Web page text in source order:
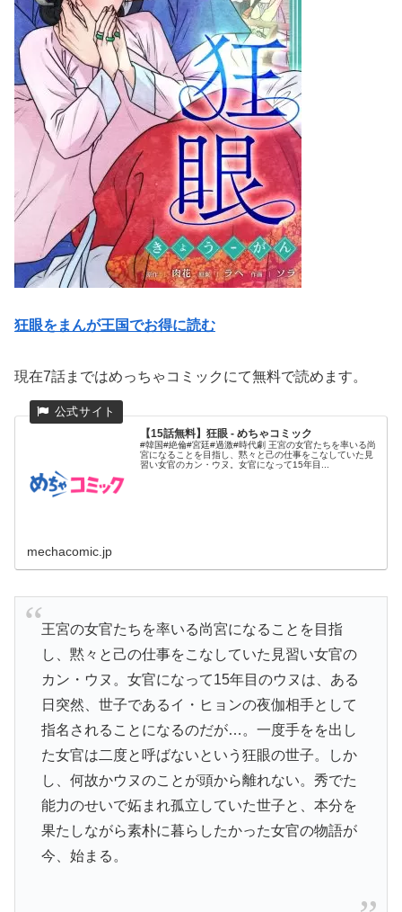
狂眼をまんが王国でお得に読む
現在7話まではめっちゃコミックにて無料で読めます。
【15話無料】狂眼 - めちゃコミック
#韓国#絶倫#宮廷#過激#時代劇 王宮の女官たちを率いる尚
宮になることを目指し、黙々と己の仕事をこなしていた見
習い女官のカン・ウヌ。女官になって15年目...
mechacomic.jp
王宮の女官たちを率いる尚宮になることを目指
し、黙々と己の仕事をこなしていた見習い女官の
カン・ウヌ。女官になって15年目のウヌは、ある
日突然、世子であるイ・ヒョンの夜伽相手として
指名されることになるのだが…。一度手をを出し
た女官は二度と呼ばないという狂眼の世子。しか
し、何故かウヌのことが頭から離れない。秀でた
能力のせいで妬まれ孤立していた世子と、本分を
果たしながら素朴に暮らしたかった女官の物語が
今、始まる。